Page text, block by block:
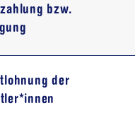
bzw.
der